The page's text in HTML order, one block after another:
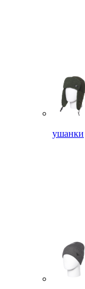
ушанки